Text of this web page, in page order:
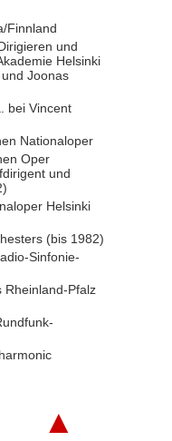
Finnland
und
Helsinki
Joonas
bei Vincent
Nationaloper
Oper
und
Helsinki
(bis 1982)
Sinfonie-
Rheinland-Pfalz
▲